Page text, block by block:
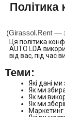
Політика
(Girassol.Rent —
Ця політика
AUTO LDA
від вас, під час
Теми:
Які дані
Як ми
Як ми
Як ми
Маркетинг